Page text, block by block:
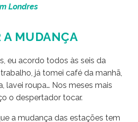
Londres
A MUDANÇA
eu acordo todos às seis da
já tomei café da manhã,
lavei roupa… Nos meses mais
o despertador tocar.
a mudança das estações tem